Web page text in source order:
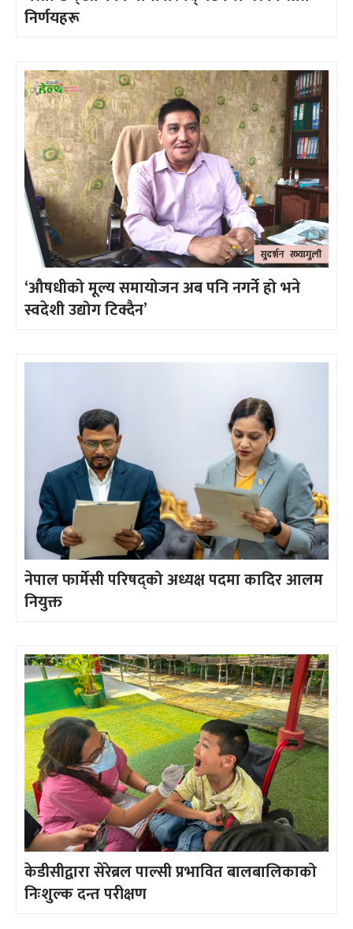
निर्णयहरू
‘औषधीको मूल्य समायोजन अब पनि नगर्ने हो भने
स्वदेशी उद्योग टिक्दैन’
नेपाल फार्मेसी परिषद्को अध्यक्ष पदमा कादिर आलम
नियुक्त
केडीसीद्वारा सेरेब्रल पाल्सी प्रभावित बालबालिकाको
निःशुल्क दन्त परीक्षण